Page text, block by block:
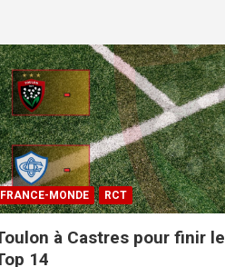
FRANCE-MONDE RCT
à Castres pour finir le
14